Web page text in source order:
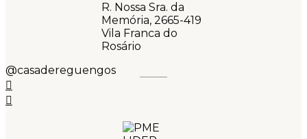
R. Nossa Sra. da
Memória, 2665-419
Vila Franca do
Rosário
@casadereguengos